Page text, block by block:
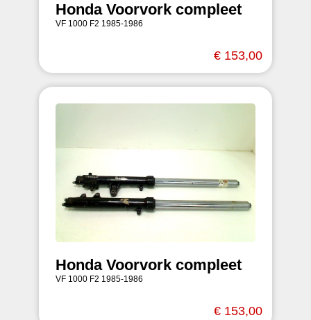
Honda Voorvork compleet
VF 1000 F2 1985-1986
€ 153,00
Honda Voorvork compleet
VF 1000 F2 1985-1986
€ 153,00